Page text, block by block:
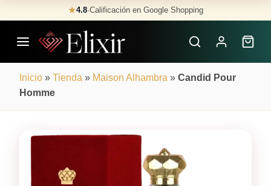
to
content
★4.8·Calificación en Google Shopping
Inicio » Tienda » Maison Alhambra » Candid Pour
Homme